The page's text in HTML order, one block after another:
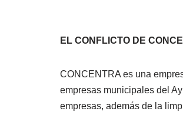
EL CONFLICTO DE
CONCENTRA es una
empresas municipales del
empresas, además de la